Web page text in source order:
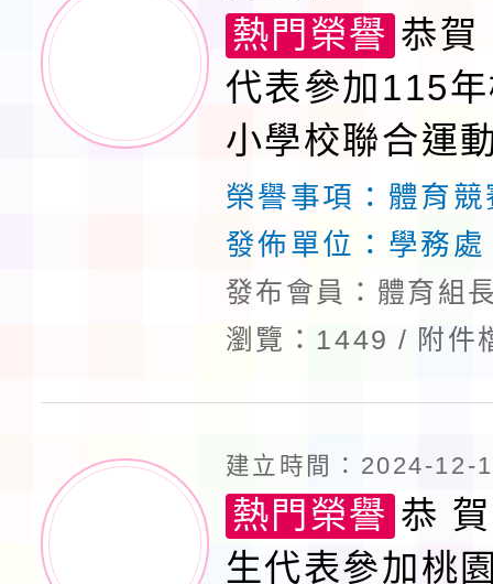
熱門榮譽 恭賀
代表參加115
小學校聯合運
田徑選拔賽榮
榮譽事項： 體育競
發佈單位： 學務處
發布會員：體育組
瀏覽：1449
附件
建立時間：2024-12-
熱門榮譽 恭
生代表參加桃